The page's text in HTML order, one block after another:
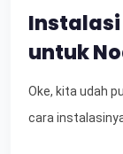
Instalasi
untuk
Oke, kita udah
cara